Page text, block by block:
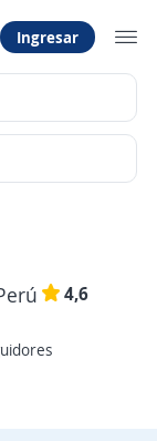
Ingresar
4,6